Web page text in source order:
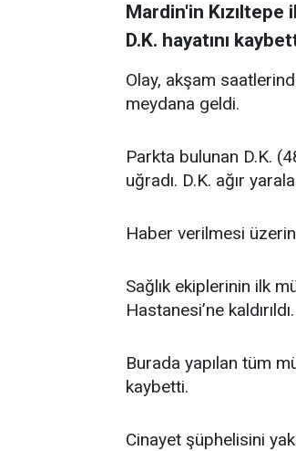
Mardin'in Kızıltepe
D.K. hayatını
Olay, akşam
meydana geldi.
Parkta bulunan D.K.
uğradı. D.K. ağır
Haber verilmesi
Sağlık ekiplerinin ilk
Hastanesi’ne kaldırıldı.
Burada yapılan tüm
kaybetti.
Cinayet şüphelisini